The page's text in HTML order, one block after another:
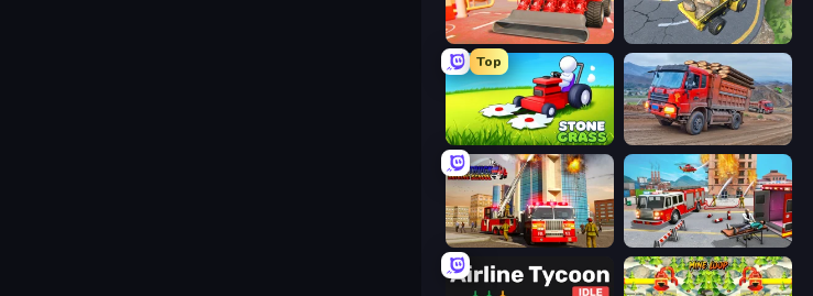
Gold Rush Hill Masters
Top
Stone Grass: Mowing Simulator Cargo Truck Driver Simulator
Fire Truck Driving School Fireman 2024